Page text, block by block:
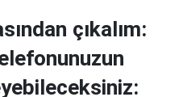
çıkalım: